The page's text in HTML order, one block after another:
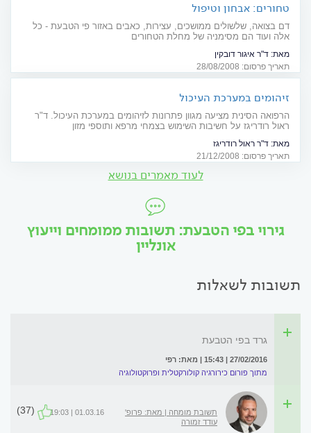
טחורים: אבחון וטיפול
דם בצואה, שלשולים ממושכים, עצירות, כאבים באזור פי הטבעת - כל
אלה ועוד הם מסימניה של מחלת הטחורים
מאת: ד"ר איגור דובקין
תאריך פרסום: 28/08/2008
זיהומים במערכת העיכול
הרפואה הסינית מציעה מגוון פתרונות לזיהומים במערכת העיכול. ד"ר
ראול רודריגז על חשיבות השימוש בצמחי מרפא ותוספי מזון
מאת: ד"ר ראול רודריגז
תאריך פרסום: 21/12/2008
לעוד מאמרים בנושא
גירוי בפי הטבעת: תשובות ממומחים וייעוץ
אונליין
תשובות לשאלות
גרד בפי הטבעת
27/02/2016 | 15:43 | מאת: רפי
מתוך פורום כירורגיה קולורקטלית ופרוקטולוגיה
תשובת מומחה | מאת: פרופ'
עודד זמורה
01.03.16 | 19:03
(37)